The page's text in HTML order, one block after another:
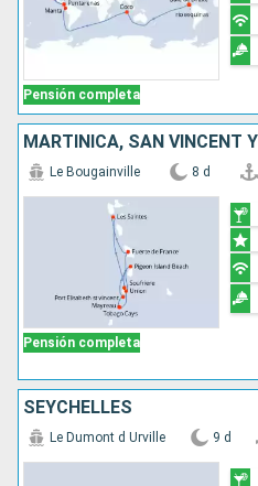
Pensión completa
Pensión completa
Le Bougainville 8 d
SEYCHELLES
Le Dumont d Urville 9 d